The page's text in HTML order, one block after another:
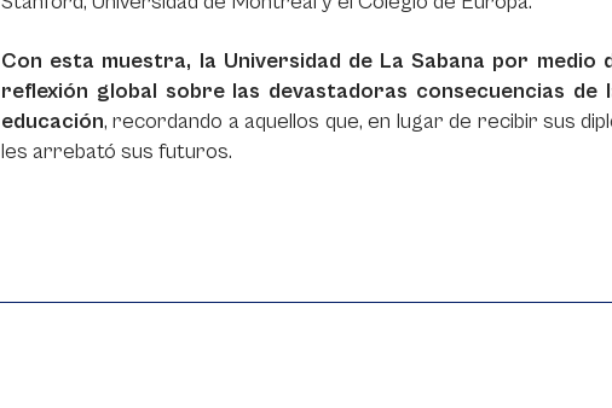
Con esta muestra, la Universidad de La Sabana por medio
reflexión global sobre las devastadoras consecuencias
educación, recordando a aquellos que, en lugar de recibir sus
les arrebató sus futuros.